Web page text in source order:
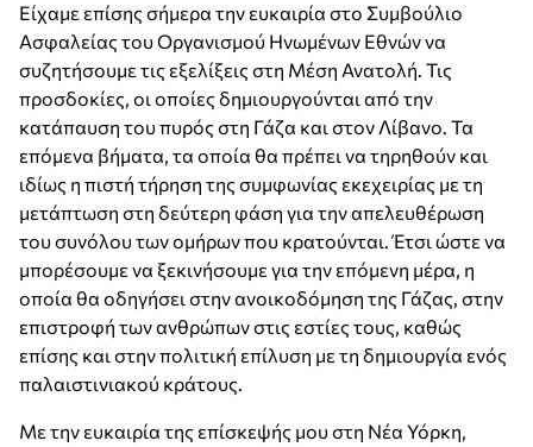
Είχαμε επίσης σήμερα την ευκαιρία στο Συμβούλιο
Ασφαλείας του Οργανισμού Ηνωμένων Εθνών να
συζητήσουμε τις εξελίξεις στη Μέση Ανατολή. Τις
προσδοκίες, οι οποίες δημιουργούνται από την
κατάπαυση του πυρός στη Γάζα και στον Λίβανο. Τα
επόμενα βήματα, τα οποία θα πρέπει να τηρηθούν και
ιδίως η πιστή τήρηση της συμφωνίας εκεχειρίας με τη
μετάπτωση στη δεύτερη φάση για την απελευθέρωση
του συνόλου των ομήρων που κρατούνται. Έτσι ώστε να
μπορέσουμε να ξεκινήσουμε για την επόμενη μέρα, η
οποία θα οδηγήσει στην ανοικοδόμηση της Γάζας, στην
επιστροφή των ανθρώπων στις εστίες τους, καθώς
επίσης και στην πολιτική επίλυση με τη δημιουργία ενός
παλαιστινιακού κράτους.
Με την ευκαιρία της επίσκεψής μου στη Νέα Υόρκη,